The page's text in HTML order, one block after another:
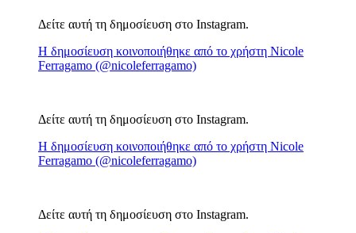
Δείτε αυτή τη δημοσίευση στο Instagram.
Η δημοσίευση κοινοποιήθηκε από το χρήστη Nicole
Ferragamo (@nicoleferragamo)
Δείτε αυτή τη δημοσίευση στο Instagram.
Η δημοσίευση κοινοποιήθηκε από το χρήστη Nicole
Ferragamo (@nicoleferragamo)
Δείτε αυτή τη δημοσίευση στο Instagram.